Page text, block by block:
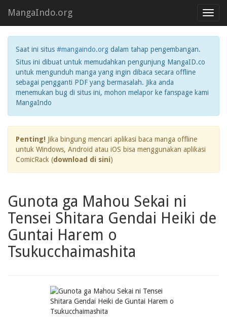
MangaIndo.org
Saat ini situs #mangaindo.org dalam tahap pengembangan.
Situs ini dibuat untuk memudahkan pengunjung MangaID.co
untuk mengunduh manga yang ingin dibaca secara offline
sebagai pengganti PDF yang bermasalah. Jika anda
menemukan bug di situs ini, mohon melapor ke fanspage kami
MangaIndo
Penting! Jika bingung mencari aplikasi baca manga offline
untuk Windows, Android atau iOS bisa menggunakan aplikasi
ComicRack (download di sini)
Gunota ga Mahou Sekai ni
Tensei Shitara Gendai Heiki de
Guntai Harem o
Tsukucchaimashita